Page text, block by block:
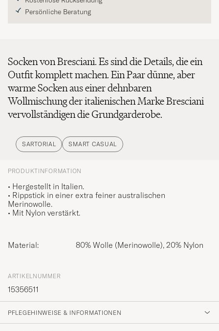
Persönliche Beratung
Socken von Bresciani. Es sind die Details, die ein
Outfit komplett machen. Ein Paar dünne, aber
warme Socken aus einer dehnbaren
Wollmischung der italienischen Marke Bresciani
vervollständigen die Grundgarderobe.
SARTORIAL SMART CASUAL
PRODUKTINFORMATION
• Hergestellt in Italien.
• Rippstick in einer extra feiner australischen
Merinowolle.
• Mit Nylon verstärkt.
Material: 80% Wolle (Merinowolle), 20% Nylon
ARTIKELNUMMER
15356511
PFLEGEHINWEISE & INFORMATIONEN